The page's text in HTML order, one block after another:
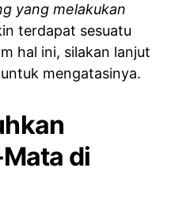
yang melakukan
terdapat sesuatu
hal ini, silakan lanjut
mengatasinya.
di